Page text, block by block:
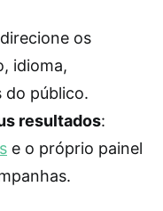
os
idioma,
do público.
resultados:
e o próprio painel